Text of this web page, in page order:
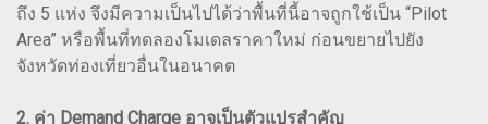
ถึง 5 แห่ง จึงมีความเป็นไปได้ว่าพื้นที่นี้อาจถูกใช้เป็น “Pilot
Area” หรือพื้นที่ทดลองโมเดลราคาใหม่ ก่อนขยายไปยัง
จังหวัดท่องเที่ยวอื่นในอนาคต
2. ค่า Demand Charge อาจเป็นตัวแปรสำคัญ